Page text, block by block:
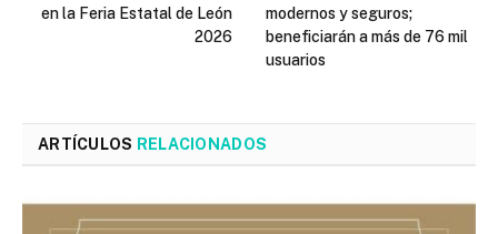
en la Feria Estatal de León
2026
modernos y seguros;
beneficiarán a más de 76 mil
usuarios
ARTÍCULOS RELACIONADOS